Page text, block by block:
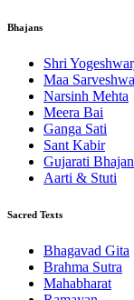
Bhajans
Shri
Maa
Narsinh Mehta
Meera Bai
Ganga Sati
Sant Kabir
Gujarati
Aarti & Stuti
Sacred Texts
Bhagavad Gita
Brahma Sutra
Mahabharat